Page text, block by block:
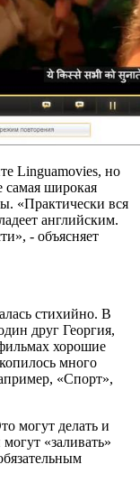
Linguamovies, но
самая широкая
«Практически вся
английским.
- объясняет
стихийно. В
друг Георгия,
хорошие
много
«Спорт»,
могут делать и
«заливать»